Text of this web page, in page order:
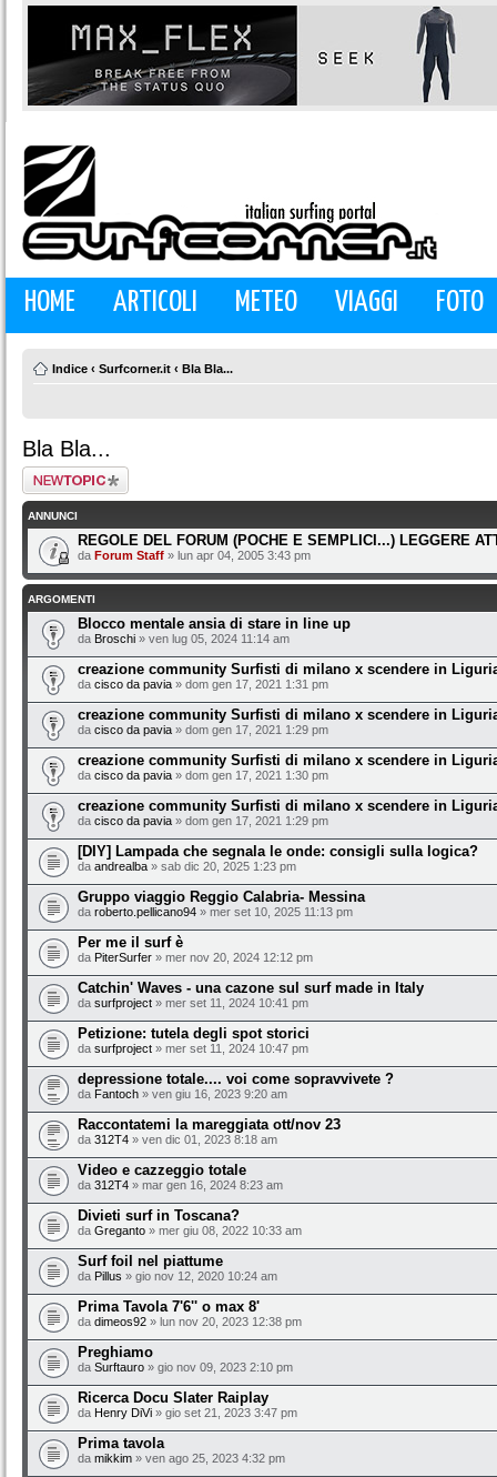
HOME ARTICOLI METEO VIAGGI FOTO
Indice ‹ Surfcorner.it ‹ Bla Bla...
Bla Bla...
Scrivi un nuovo
argomento
ANNUNCI
REGOLE DEL FORUM (POCHE E SEMPLICI...) LEGGERE
da Forum Staff » lun apr 04, 2005 3:43 pm
ARGOMENTI
Blocco mentale ansia di stare in line up
da Broschi » ven lug 05, 2024 11:14 am
creazione community Surfisti di milano x scendere in
da cisco da pavia » dom gen 17, 2021 1:31 pm
creazione community Surfisti di milano x scendere in
da cisco da pavia » dom gen 17, 2021 1:29 pm
creazione community Surfisti di milano x scendere in
da cisco da pavia » dom gen 17, 2021 1:30 pm
creazione community Surfisti di milano x scendere in
da cisco da pavia » dom gen 17, 2021 1:29 pm
[DIY] Lampada che segnala le onde: consigli sulla logica?
da andrealba » sab dic 20, 2025 1:23 pm
Gruppo viaggio Reggio Calabria- Messina
da roberto.pellicano94 » mer set 10, 2025 11:13 pm
Per me il surf è
da PiterSurfer » mer nov 20, 2024 12:12 pm
Catchin' Waves - una cazone sul surf made in Italy
da surfproject » mer set 11, 2024 10:41 pm
Petizione: tutela degli spot storici
da surfproject » mer set 11, 2024 10:47 pm
depressione totale.... voi come sopravvivete ?
da Fantoch » ven giu 16, 2023 9:20 am
Raccontatemi la mareggiata ott/nov 23
da 312T4 » ven dic 01, 2023 8:18 am
Video e cazzeggio totale
da 312T4 » mar gen 16, 2024 8:23 am
Divieti surf in Toscana?
da Greganto » mer giu 08, 2022 10:33 am
Surf foil nel piattume
da Pillus » gio nov 12, 2020 10:24 am
Prima Tavola 7'6'' o max 8'
da dimeos92 » lun nov 20, 2023 12:38 pm
Preghiamo
da Surftauro » gio nov 09, 2023 2:10 pm
Ricerca Docu Slater Raiplay
da Henry DiVi » gio set 21, 2023 3:47 pm
Prima tavola
da mikkim » ven ago 25, 2023 4:32 pm